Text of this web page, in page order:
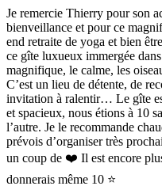
Je remercie Thierry pour son
bienveillance et pour ce
end retraite de yoga et bien
ce gîte luxueux immergée
magnifique, le calme, les
C’est un lieu de détente, de
invitation à ralentir… Le gîte
et spacieux, nous étions à 10
l’autre. Je le recommande
prévois d’organiser très
un coup de ❤️ Il est encore
donnerais même 10 ⭐️